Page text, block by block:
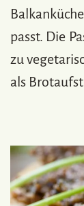
passt. Die
zu
als